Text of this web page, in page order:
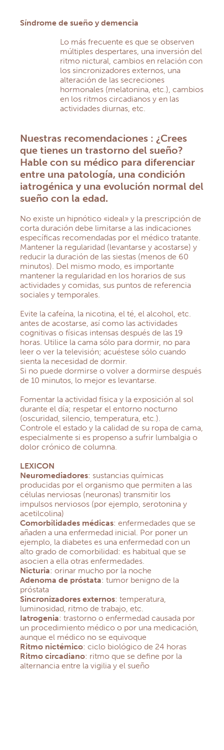
Síndrome de sueño y demencia
Lo más frecuente es que se observen
múltiples despertares, una inversión del
ritmo nictural, cambios en relación con
los sincronizadores externos, una
alteración de las secreciones
hormonales (melatonina, etc.), cambios
en los ritmos circadianos y en las
actividades diurnas, etc.
Nuestras recomendaciones : ¿Crees
que tienes un trastorno del sueño?
Hable con su médico para diferenciar
entre una patología, una condición
iatrogénica y una evolución normal del
sueño con la edad.
No existe un hipnótico «ideal» y la prescripción de
corta duración debe limitarse a las indicaciones
específicas recomendadas por el médico tratante.
Mantener la regularidad (levantarse y acostarse) y
reducir la duración de las siestas (menos de 60
minutos). Del mismo modo, es importante
mantener la regularidad en los horarios de sus
actividades y comidas, sus puntos de referencia
sociales y temporales.
Evite la cafeína, la nicotina, el té, el alcohol, etc.
antes de acostarse, así como las actividades
cognitivas o físicas intensas después de las 19
horas. Utilice la cama sólo para dormir, no para
leer o ver la televisión; acuéstese sólo cuando
sienta la necesidad de dormir.
Si no puede dormirse o volver a dormirse después
de 10 minutos, lo mejor es levantarse.
Fomentar la actividad física y la exposición al sol
durante el día; respetar el entorno nocturno
(oscuridad, silencio, temperatura, etc.).
Controle el estado y la calidad de su ropa de cama,
especialmente si es propenso a sufrir lumbalgia o
dolor crónico de columna.
LEXICON
Neuromediadores: sustancias químicas
producidas por el organismo que permiten a las
células nerviosas (neuronas) transmitir los
impulsos nerviosos (por ejemplo, serotonina y
acetilcolina)
Comorbilidades médicas: enfermedades que se
añaden a una enfermedad inicial. Por poner un
ejemplo, la diabetes es una enfermedad con un
alto grado de comorbilidad: es habitual que se
asocien a ella otras enfermedades.
Nicturia: orinar mucho por la noche
Adenoma de próstata: tumor benigno de la
próstata
Sincronizadores externos: temperatura,
luminosidad, ritmo de trabajo, etc.
Iatrogenia: trastorno o enfermedad causada por
un procedimiento médico o por una medicación,
aunque el médico no se equivoque
Ritmo nictémico: ciclo biológico de 24 horas
Ritmo circadiano: ritmo que se define por la
alternancia entre la vigilia y el sueño